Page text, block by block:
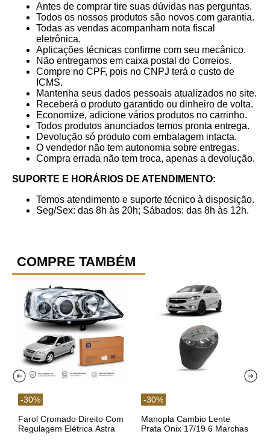
Antes de comprar tire suas dúvidas nas perguntas.
Todos os nossos produtos são novos com garantia.
Todas as vendas acompanham nota fiscal
eletrônica.
Aplicações técnicas confirme com seu mecânico.
Não entregamos em caixa postal do Correios.
Compre no CPF, pois no CNPJ terá o custo de
ICMS.
Mantenha seus dados pessoais atualizados no site.
Receberá o produto garantido ou dinheiro de volta.
Economize, adicione vários produtos no carrinho.
Todos produtos anunciados temos pronta entrega.
Devolução só produto com embalagem intacta.
O vendedor não tem autonomia sobre entregas.
Compra errada não tem troca, apenas a devolução.
SUPORTE E HORÁRIOS DE ATENDIMENTO:
Temos atendimento e suporte técnico à disposição.
Seg/Sex: das 8h às 20h; Sábados: das 8h às 12h.
COMPRE TAMBÉM
-30%
Farol Cromado Direito Com
Regulagem Elétrica Astra
-30%
Manopla Cambio Lente
Prata Onix 17/19 6 Marchas